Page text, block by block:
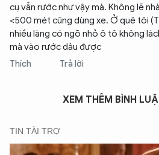
cụ vẫn rước như vậy mà. Không lẽ
<500 mét cũng dùng xe. Ở quê tôi
nhiều làng có ngõ nhỏ ô tô không
mà vào rước dâu được
Thích Trả lời
XEM THÊM BÌNH